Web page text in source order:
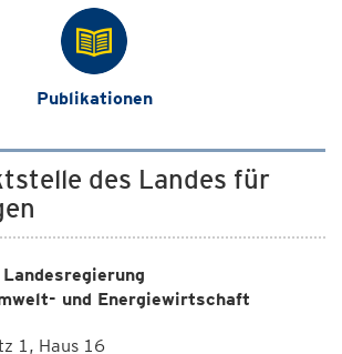
Publikationen
des Landes für
und Energiewirtschaft
1, Haus 16